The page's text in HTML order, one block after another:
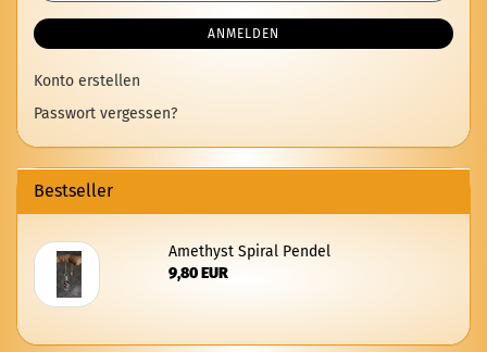
ANMELDEN
Konto erstellen
Passwort vergessen?
Bestseller
Ame­thyst Spi­ral Pen­del
9,80 EUR